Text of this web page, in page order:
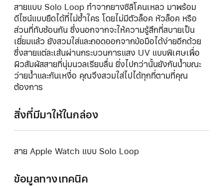
สายแบบ Solo Loop ทำจากยางซิลิโคนเหลว มาพร้อม
ดีไซน์แบบยืดได้ที่ไม่ซ้ำใคร โดยไม่มีตัวล็อค หัวล็อค หรือ
ส่วนที่ทับซ้อนกัน ซึ่งนอกจากจะให้ความรู้สึกที่สบายเป็น
เยี่ยมแล้ว ยังสวมใส่และถอดออกจากข้อมือได้ง่ายอีกด้วย
ซึ่งสายแต่ละเส้นผ่านกระบวนการแสง UV แบบพิเศษเพื่อ
ผิวสัมผัสสายที่นุ่มนวลเรียบลื่น ยิ่งไปกว่านั้นยังกันน้ำขณะ
ว่ายน้ำและกันเหงื่อ คุณจึงสวมใส่ไปได้ทุกที่ตามที่คุณ
ต้องการ
สิ่งที่มีมาให้ในกล่อง
สาย Apple Watch แบบ Solo Loop
ข้อมูลทางเทคนิค